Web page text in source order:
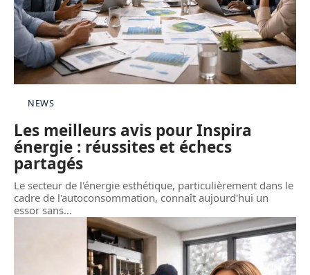
NEWS
Les meilleurs avis pour Inspira
énergie : réussites et échecs
partagés
Le secteur de l'énergie esthétique, particulièrement dans le
cadre de l'autoconsommation, connaît aujourd'hui un
essor sans…